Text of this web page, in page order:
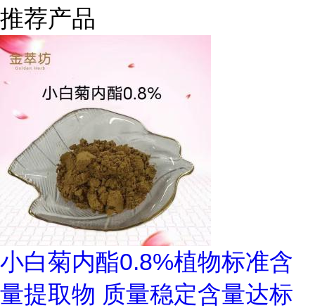
推荐产品
小白菊内酯0.8%植物标准含
量提取物 质量稳定含量达标